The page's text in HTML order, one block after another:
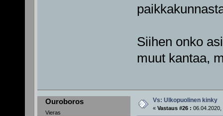
Siihen onko
muut kantaa,
Ouroboros
Vieras
Vs: Ulkopuolinen kinky
« Vastaus #26 : 06.04.2020,